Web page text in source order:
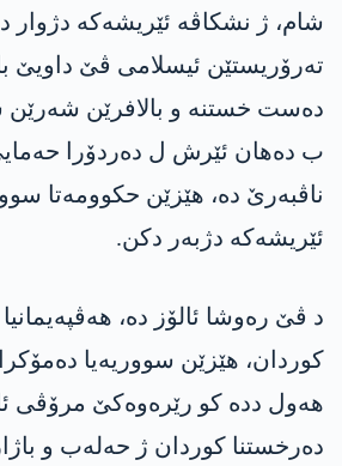
شام، ژ نشکاڤە ئێریشەکە دژوار
تەرۆریستێن ئیسلامی ڤێ داویێ
دەست خستنە و بالافرێن شەرێن
ب دەھان ئێرش ل دەردۆرا
ناڤبەرێ دە، ھێزێن حکوومەتا
ئێریشەکە دژبەر دکن.
د ڤێ رەوشا ئالۆز دە،
کوردان، ھێزێن سووریەیا
ھەول ددە کو رێرەوەکێ مرۆڤی
دەرخستنا کوردان ژ حەلەب و